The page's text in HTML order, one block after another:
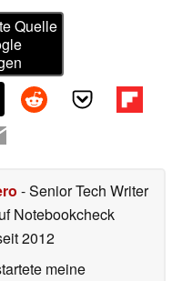
Quelle
- Senior Tech Writer
Notebookcheck
2012
meine